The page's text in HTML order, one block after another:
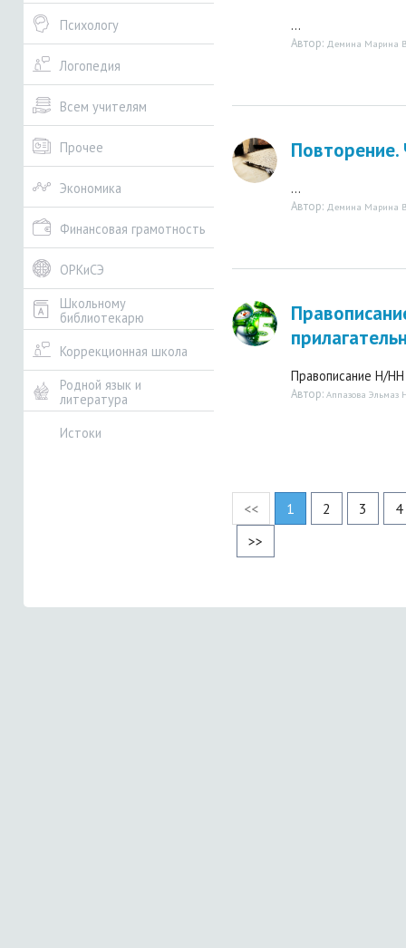
Психологу
Логопедия
Всем учителям
Прочее
Экономика
Финансовая грамотность
ОРКиСЭ
Школьному
библиотекарю
Коррекционная школа
Родной язык и
литература
Истоки
...
Автор: Демина Марина
...
Автор: Демина Марина
Правописание Н/
Автор: Аппазова Эльмаз
<< 1 2 3
4
>>